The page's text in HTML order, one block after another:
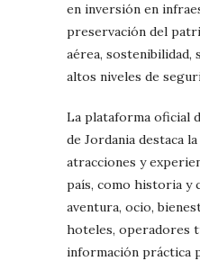
en inversión en
preservación del
aérea, sostenibilidad,
altos niveles de
La plataforma oficial
de Jordania destaca
atracciones y
país, como historia y
aventura, ocio,
hoteles, operadores
información práctica